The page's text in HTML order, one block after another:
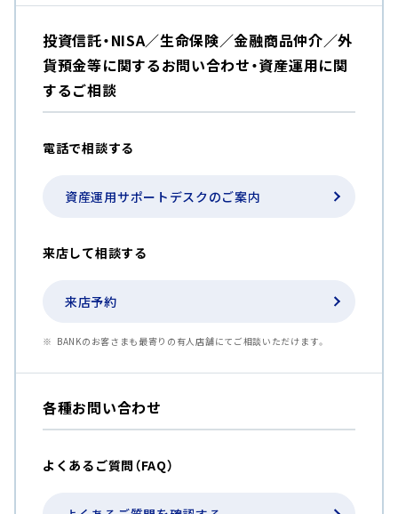
投資信託・NISA／生命保険／金融商品仲介／外
貨預金等に関するお問い合わせ・資産運用に関
するご相談
電話で相談する
資産運用サポートデスクのご案内
来店して相談する
来店予約
BANKのお客さまも最寄りの有人店舗にてご相談いただけます。
各種お問い合わせ
よくあるご質問（FAQ）